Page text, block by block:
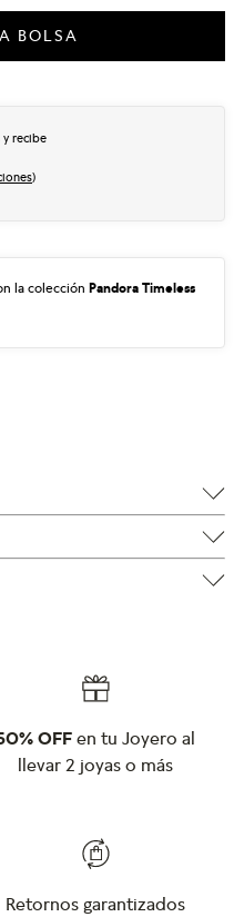
BOLSA
y recibe
)
la colección Pandora Timeless
OFFen tu Joyero al
llevar 2 joyas o más
Retornos garantizados